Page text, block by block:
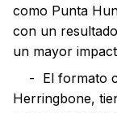
como Punta
con un
un mayor
- El formato
Herringbone,